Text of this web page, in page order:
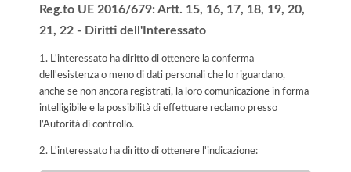
Reg.to UE 2016/679: Artt. 15, 16, 17, 18, 19, 20,
21, 22 - Diritti dell'Interessato
1. L'interessato ha diritto di ottenere la conferma
dell'esistenza o meno di dati personali che lo riguardano,
anche se non ancora registrati, la loro comunicazione in forma
intelligibile e la possibilità di effettuare reclamo presso
l’Autorità di controllo.
2. L'interessato ha diritto di ottenere l'indicazione: